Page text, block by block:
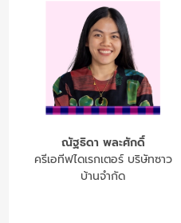
ณัฐธิดา พละศักดิ์
ครีเอทีฟไดเรกเตอร์ บริษัทซาว
บ้านจำกัด